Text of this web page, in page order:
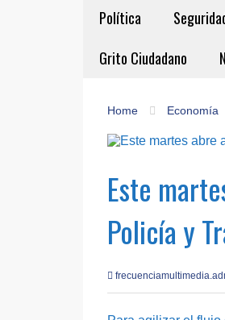
Política
Grito Ciudadano
Home Economía
Este
Policía y